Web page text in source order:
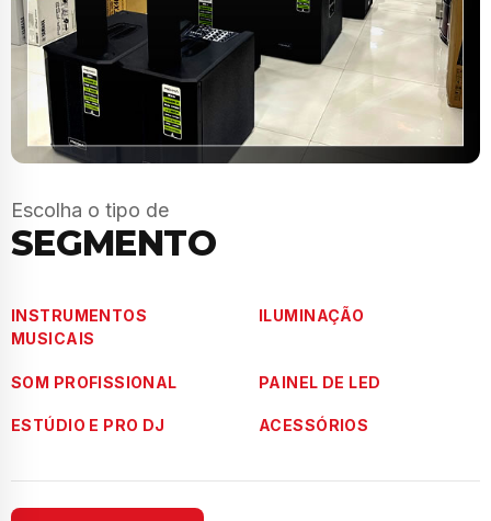
Escolha o tipo de
SEGMENTO
INSTRUMENTOS
MUSICAIS
ILUMINAÇÃO
SOM PROFISSIONAL PAINEL DE LED
ESTÚDIO E PRO DJ ACESSÓRIOS